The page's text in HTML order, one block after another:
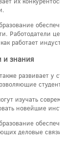
Работодатели
работает
и знания
развивает у
изучать
новейшие
деловые